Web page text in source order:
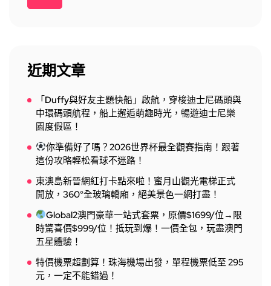
近期文章
「Duffy與好友主題快船」啟航，穿梭迪士尼碼頭與
中環碼頭航程，船上邂逅萌趣時光，暢遊迪士尼樂
園度假區！
你準備好了嗎？2026世界杯最全觀賽指南！跟著
這份攻略輕松看球不迷路！
東澳島新晉網紅打卡點來啦！蜜月山觀光電梯正式
開放，360°全玻璃轎廂，絕美景色一網打盡！
Global2澳門豪華一站式套票，原價$1699/位→限
時驚喜價$999/位！抵玩到爆！一價全包，玩盡澳門
五星體驗！
特價機票超劃算！珠海機場出發，單程機票低至 295
元，一定不能錯過！